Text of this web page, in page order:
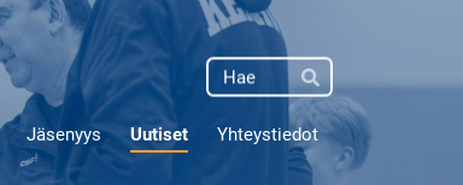
Haku
Hae
Jäsenyys Uutiset Yhteystiedot